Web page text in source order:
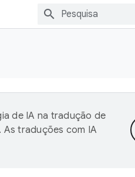
de IA na tradução de
traduções com IA